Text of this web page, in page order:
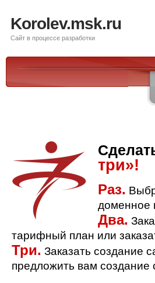
Korolev.msk.ru
Сайт в процессе разработки
три»!
Раз.
доменное
Два.
тарифный план или
Три. Заказать создание
предложить вам